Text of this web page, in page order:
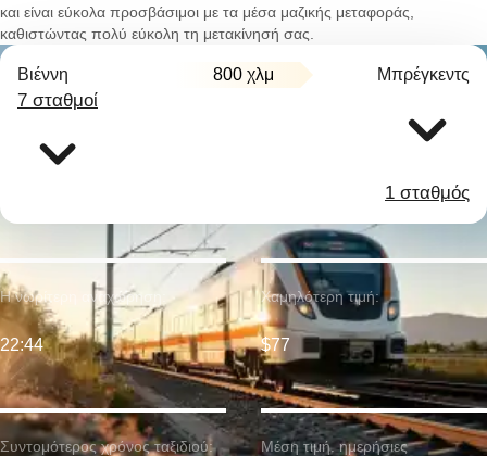
και είναι εύκολα προσβάσιμοι με τα μέσα μαζικής μεταφοράς,
καθιστώντας πολύ εύκολη τη μετακίνησή σας.
Βιέννη 800 χλμ Μπρέγκεντς
7 σταθμοί
1 σταθμός
Συντομότερος χρόνος ταξιδιού:
Η νωρίτερη αναχώρηση:
22:44
Χαμηλότερη τιμή:
$77
Μέση τιμή. ημερήσιες